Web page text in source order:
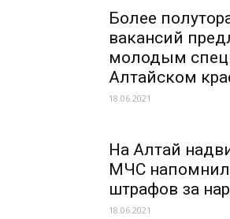
Более
вакансий
молодым
Алтайском
18.06.2021
На Алтай
МЧС
штрафов за
18.06.2021